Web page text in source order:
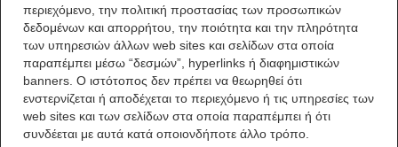
περιεχόμενο, την πολιτική προστασίας των προσωπικών
δεδομένων και απορρήτου, την ποιότητα και την πληρότητα
των υπηρεσιών άλλων web sites και σελίδων στα οποία
παραπέμπει μέσω “δεσμών”, hyperlinks ή διαφημιστικών
banners. Ο ιστότοπος δεν πρέπει να θεωρηθεί ότι
ενστερνίζεται ή αποδέχεται το περιεχόμενο ή τις υπηρεσίες των
web sites και των σελίδων στα οποία παραπέμπει ή ότι
συνδέεται με αυτά κατά οποιονδήποτε άλλο τρόπο.